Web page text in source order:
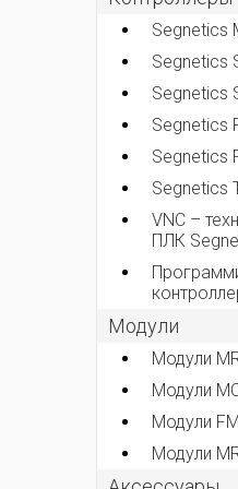
Segnetics
Segnetics
Segnetics
Segnetics
Segnetics
Segnetics
VNC –
ПЛК
Модули
Модули
Модули
Модули
Модули